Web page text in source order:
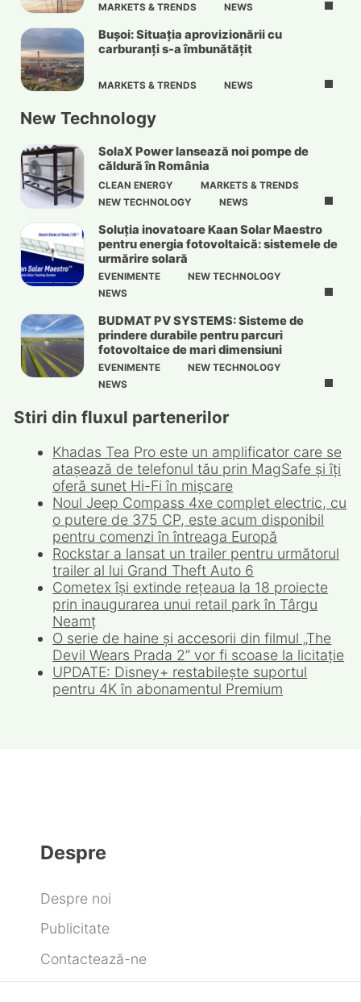
MARKETS & TRENDS NEWS
Bușoi: Situația aprovizionării cu
carburanți s-a îmbunătățit
MARKETS & TRENDS NEWS
New Technology
SolaX Power lansează noi pompe de
căldură în România
CLEAN ENERGY
MARKETS & TRENDS
NEW TECHNOLOGY
NEWS
Soluția inovatoare Kaan Solar Maestro
pentru energia fotovoltaică: sistemele de
urmărire solară
EVENIMENTE
NEW TECHNOLOGY
NEWS
BUDMAT PV SYSTEMS: Sisteme de
prindere durabile pentru parcuri
fotovoltaice de mari dimensiuni
EVENIMENTE
NEW TECHNOLOGY
NEWS
Stiri din fluxul partenerilor
Khadas Tea Pro este un amplificator care se
atașează de telefonul tău prin MagSafe și îți
oferă sunet Hi-Fi în mișcare
Noul Jeep Compass 4xe complet electric, cu
o putere de 375 CP, este acum disponibil
pentru comenzi în întreaga Europă
Rockstar a lansat un trailer pentru următorul
trailer al lui Grand Theft Auto 6
Cometex își extinde rețeaua la 18 proiecte
prin inaugurarea unui retail park în Târgu
Neamț
O serie de haine și accesorii din filmul „The
Devil Wears Prada 2” vor fi scoase la licitație
UPDATE: Disney+ restabilește suportul
pentru 4K în abonamentul Premium
Despre
Despre noi
Publicitate
Contactează-ne